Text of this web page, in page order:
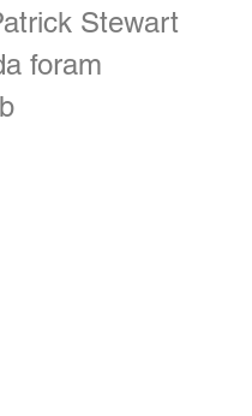
Stewart
foram